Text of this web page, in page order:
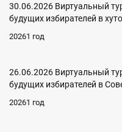
30.06.2026 Виртуальный
будущих избирателей в
20261 год
26.06.2026 Виртуальный
будущих избирателей в
20261 год